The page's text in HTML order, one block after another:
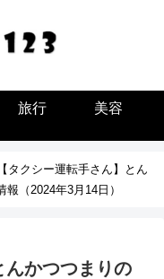
旅行 美容
【タクシー運転手さん】とん
（2024年3月14日）
んかつつまりの